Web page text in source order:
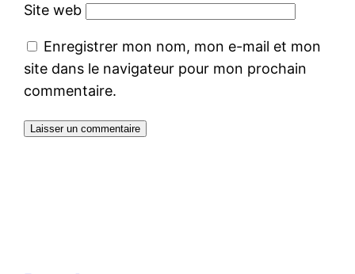
Site web
Enregistrer mon nom, mon e-mail et mon
site dans le navigateur pour mon prochain
commentaire.